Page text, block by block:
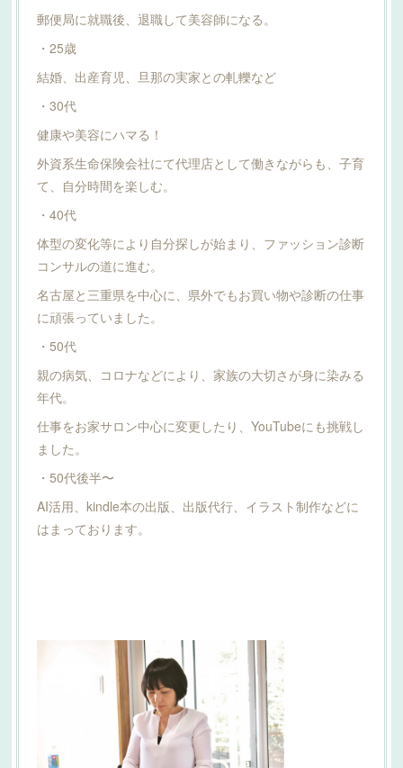
郵便局に就職後、退職して美容師になる。
・25歳
結婚、出産育児、旦那の実家との軋轢など
・30代
健康や美容にハマる！
外資系生命保険会社にて代理店として働きながらも、子育
て、自分時間を楽しむ。
・40代
体型の変化等により自分探しが始まり、ファッション診断
コンサルの道に進む。
名古屋と三重県を中心に、県外でもお買い物や診断の仕事
に頑張っていました。
・50代
親の病気、コロナなどにより、家族の大切さが身に染みる
年代。
仕事をお家サロン中心に変更したり、YouTubeにも挑戦し
ました。
・50代後半〜
AI活用、kindle本の出版、出版代行、イラスト制作などに
はまっております。